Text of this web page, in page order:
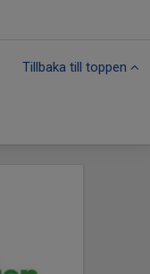
Tillbaka till toppen